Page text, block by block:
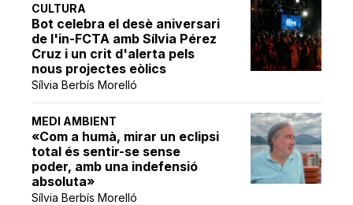
CULTURA
Bot celebra el desè aniversari
de l'in-FCTA amb Sílvia Pérez
Cruz i un crit d'alerta pels
nous projectes eòlics
Sílvia Berbís Morelló
MEDI AMBIENT
«Com a humà, mirar un eclipsi
total és sentir-se sense
poder, amb una indefensió
absoluta»
Sílvia Berbís Morelló